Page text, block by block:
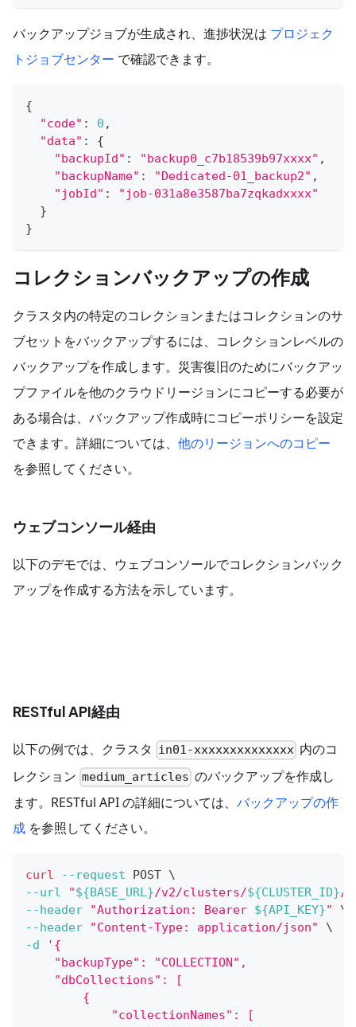
バックアップジョブが生成され、進捗状況は プロジェク
トジョブセンター で確認できます。
{
"code" : 0 ,
"data" :
{
"backupId" : "backup0_c7b18539b97xxxx" ,
"backupName" : "Dedicated-01_backup2" ,
"jobId" :
"job-031a8e3587ba7zqkadxxxx"
}
}
コレクションバックアップの作成
クラスタ内の特定のコレクションまたはコレクションのサ
ブセットをバックアップするには、コレクションレベルの
バックアップを作成します。災害復旧のためにバックアッ
プファイルを他のクラウドリージョンにコピーする必要が
ある場合は、バックアップ作成時にコピーポリシーを設定
できます。詳細については、 他のリージョンへのコピー
を参照してください。
ウェブコンソール経由
以下のデモでは、ウェブコンソールでコレクションバック
アップを作成する方法を示しています。
RESTful API経由
以下の例では、クラスタ in01-xxxxxxxxxxxxxx 内のコ
レクション medium_articles のバックアップを作成し
ます。RESTful API の詳細については、 バックアップの作
成 を参照してください。
curl --request POST \
--url
"${BASE_URL}/v2/clusters/${CLUSTER_ID}/
--header
"Authorization: Bearer ${API_KEY}"
\
--header
"Content-Type: application/json"
\
-d
'{
    "backupType": "COLLECTION",
    "dbCollections": [
        {
            "collectionNames": [